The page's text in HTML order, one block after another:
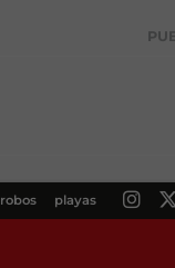
robos playas